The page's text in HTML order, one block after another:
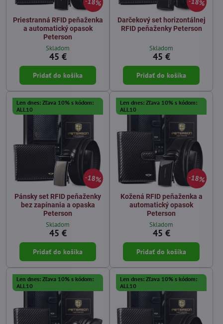
Priestranná RFID peňaženka
a automatický opasok
Peterson
Skladom
45 €
Pridať do košíka
Darčekový set horizontálnej
RFID peňaženky Peterson
Skladom
45 €
Pridať do košíka
18%
Len dnes: Zľava 10% s kódom:
ALL10
Pánsky set RFID peňaženky
bez zapínania a opaska
Peterson
Skladom
45 €
Pridať do košíka
18%
Len dnes: Zľava 10% s kódom:
ALL10
Kožená RFID peňaženka a
automatický opasok
Peterson
Skladom
45 €
Pridať do košíka
Len dnes: Zľava 10% s kódom:
ALL10
Len dnes: Zľava 10% s kódom:
ALL10